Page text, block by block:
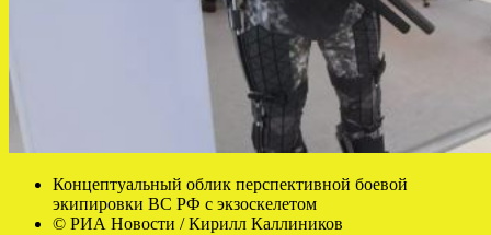
Концептуальный облик перспективной боевой
экипировки ВС РФ с экзоскелетом
© РИА Новости / Кирилл Каллиников